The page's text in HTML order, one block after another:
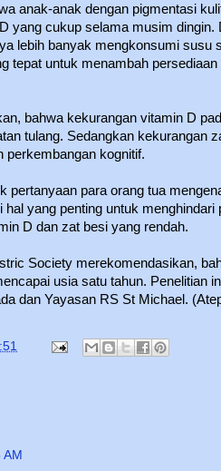
anak-anak dengan pigmentasi
yang cukup selama musim dingin.
lebih banyak mengkonsumi susu
tepat untuk menambah
bahwa kekurangan vitamin D
tulang. Sedangkan kekurangan
perkembangan kognitif.
pertanyaan para orang tua
yang penting untuk menghindari
D dan zat besi yang rendah.
Society merekomendasikan,
usia satu tahun. Penelitian
dan Yayasan RS St Michael.